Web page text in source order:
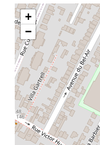
+
−